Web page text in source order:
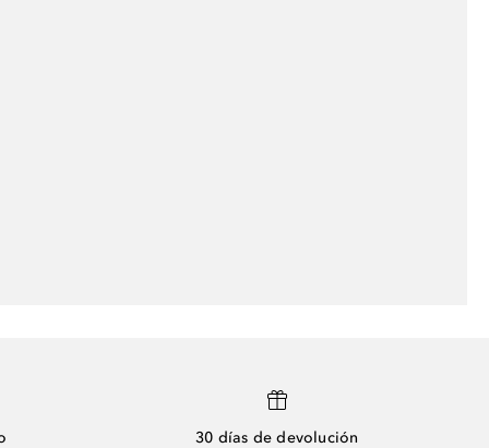
30 días de devolución